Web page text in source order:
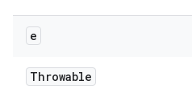
e
Throwable